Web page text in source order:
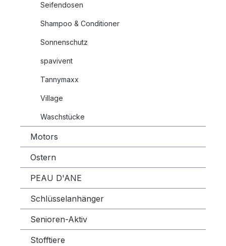
Seifendosen
Shampoo & Conditioner
Sonnenschutz
spavivent
Tannymaxx
Village
Waschstücke
Motors
Ostern
PEAU D'ANE
Schlüsselanhänger
Senioren-Aktiv
Stofftiere